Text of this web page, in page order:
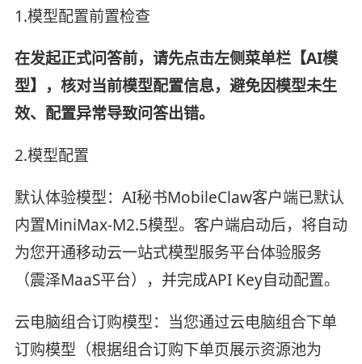
1.模型配置前置检查
在发起正式问答前，请先点击左侧菜单栏【AI模
型】，核对当前模型配置信息，避免因模型未生
效、配置异常导致问答出错。
2.模型配置
默认体验模型：AI秘书MobileClaw客户端已默认
内置MiniMax-M2.5模型。客户端启动后，将自动
为您开通移动云一站式模型服务平台体验服务
（震泽MaaS平台），并完成API Key自动配置。
云电脑组合订购模型：当您通过云电脑组合下单
订购模型（根据组合订购下单页展示资源池为